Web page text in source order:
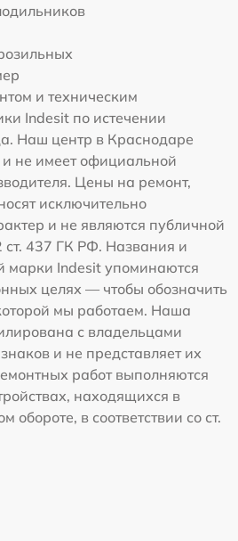
и техническим
Indesit по истечении
Наш центр в Краснодаре
и не имеет официальной
Цены на ремонт,
исключительно
и не являются публичной
ст. 437 ГК РФ. Названия и
марки Indesit упоминаются
целях — чтобы обозначить
мы работаем. Наша
с владельцами
и не представляет их
работ выполняются
находящихся в
обороте, в соответствии со ст.